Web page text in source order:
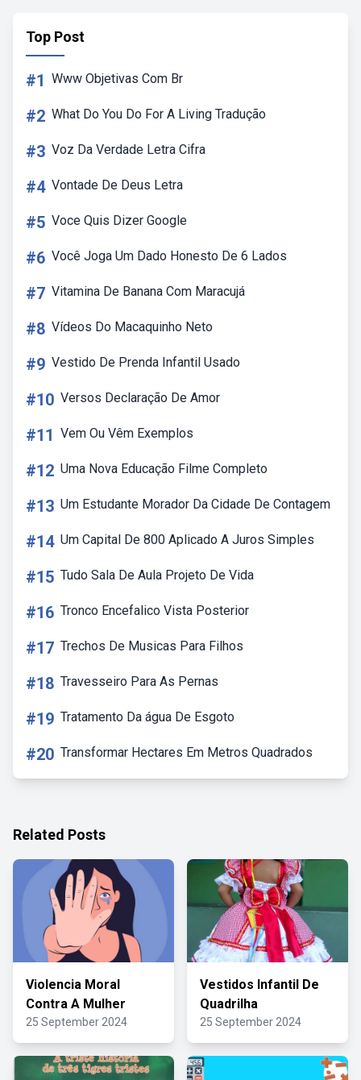
Top Post
#1 Www Objetivas Com Br
#2 What Do You Do For A Living Tradução
#3 Voz Da Verdade Letra Cifra
#4 Vontade De Deus Letra
#5 Voce Quis Dizer Google
#6 Você Joga Um Dado Honesto De 6 Lados
#7 Vitamina De Banana Com Maracujá
#8 Vídeos Do Macaquinho Neto
#9 Vestido De Prenda Infantil Usado
#10 Versos Declaração De Amor
#11 Vem Ou Vêm Exemplos
#12 Uma Nova Educação Filme Completo
#13 Um Estudante Morador Da Cidade De Contagem
#14 Um Capital De 800 Aplicado A Juros Simples
#15 Tudo Sala De Aula Projeto De Vida
#16 Tronco Encefalico Vista Posterior
#17 Trechos De Musicas Para Filhos
#18 Travesseiro Para As Pernas
#19 Tratamento Da água De Esgoto
#20 Transformar Hectares Em Metros Quadrados
Related Posts
Violencia Moral
Contra A Mulher
25 September 2024
Vestidos Infantil De
Quadrilha
25 September 2024